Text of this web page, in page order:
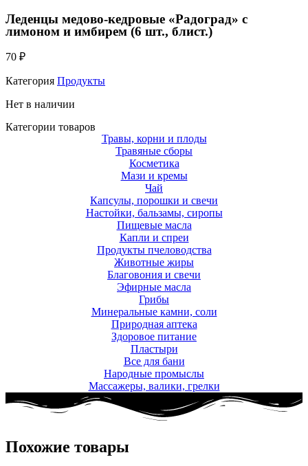
Леденцы медово-кедровые «Радоград» с
лимоном и имбирем (6 шт., блист.)
70 ₽
Категория Продукты
Нет в наличии
Категории товаров
Травы, корни и плоды
Травяные сборы
Косметика
Мази и кремы
Чай
Капсулы, порошки и свечи
Настойки, бальзамы, сиропы
Пищевые масла
Капли и спреи
Продукты пчеловодства
Животные жиры
Благовония и свечи
Эфирные масла
Грибы
Минеральные камни, соли
Природная аптека
Здоровое питание
Пластыри
Все для бани
Народные промыслы
Массажеры, валики, грелки​
Похожие товары